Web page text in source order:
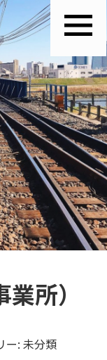
所）
ー: 未分類